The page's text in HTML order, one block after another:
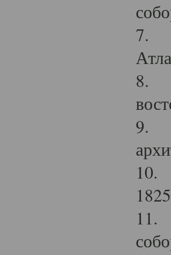
7.
8.
9.
10.
11.